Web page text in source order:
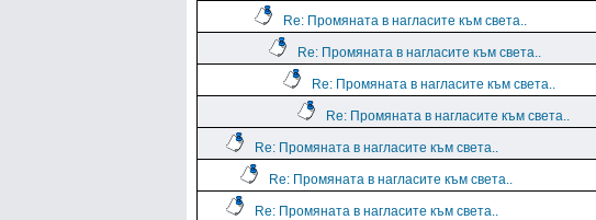
Re: Промяната в нагласите към света..
Re: Промяната в нагласите към света..
Re: Промяната в нагласите към света..
Re: Промяната в нагласите към света..
Re: Промяната в нагласите към света..
Re: Промяната в нагласите към света..
Re: Промяната в нагласите към света..